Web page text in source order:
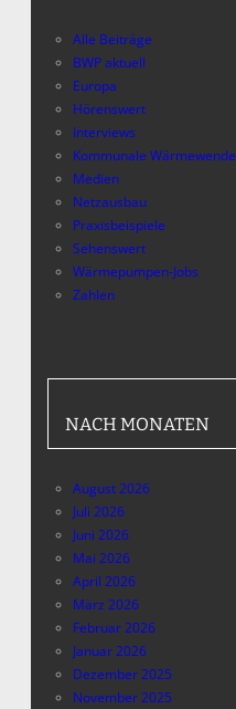
Alle Beiträge
BWP aktuell
Europa
Hörenswert
Interviews
Kommunale Wärmewende
Medien
Netzausbau
Praxisbeispiele
Sehenswert
Wärmepumpen-Jobs
Zahlen
NACH MONATEN
August 2026
Juli 2026
Juni 2026
Mai 2026
April 2026
März 2026
Februar 2026
Januar 2026
Dezember 2025
November 2025